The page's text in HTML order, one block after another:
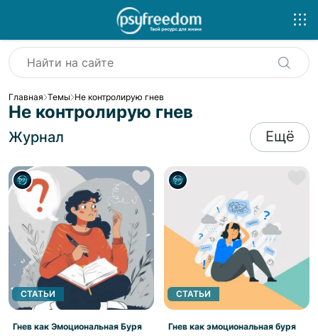
Главная Темы Не контролирую гнев
Не контролирую гнев
Журнал Ещё
СТАТЬИ
Гнев как Эмоциональная Буря
СТАТЬИ
Гнев как эмоциональная буря